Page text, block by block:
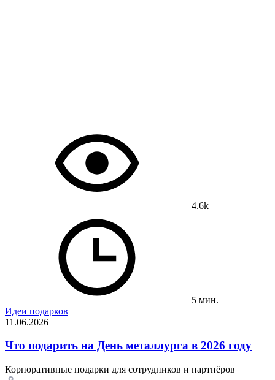
4.6k
5 мин.
Идеи подарков
11.06.2026
Что подарить на День металлурга в 2026 году
Корпоративные подарки для сотрудников и партнёров